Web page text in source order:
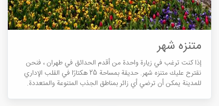
متنزه شهر
إذا كنت ترغب في زيارة واحدة من أقدم الحدائق في طهران ، فنحن
نقترح عليك متنزه شهر. حديقة بمساحة 25 هكتارًا في القلب الإداري
للمدينة يمكن أن ترضي أي زائر بمناطق الجذب المتنوعة والمتعددة.